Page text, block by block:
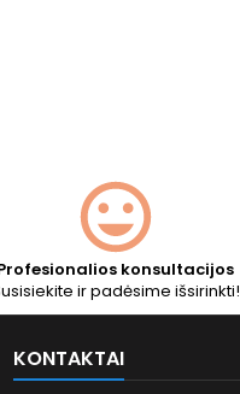
konsultacijos
ir padėsime išsirinkti!
KONTAKTAI